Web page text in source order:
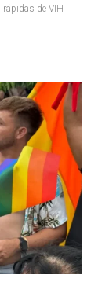
de VIH
…